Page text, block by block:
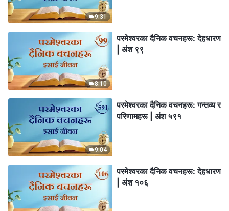
9:31
8:10
परमेश्‍वरका दैनिक वचनहरू: देहधारण
| अंश ९९
9:04
परमेश्‍वरका दैनिक वचनहरू: गन्तव्य र
परिणामहरू | अंश ५९१
परमेश्‍वरका दैनिक वचनहरू: देहधारण
| अंश १०६